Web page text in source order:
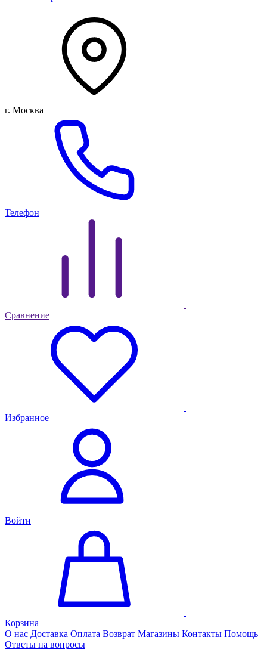
г. Москва
Телефон
Сравнение
Избранное
Войти
Корзина
О нас Доставка Оплата Возврат Магазины Контакты Помощь
Ответы на вопросы